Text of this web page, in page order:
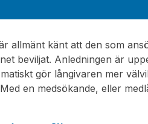
allmänt känt att den som
beviljat. Anledningen är
gör långivaren mer
en medsökande, eller